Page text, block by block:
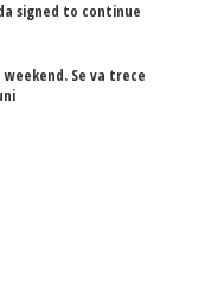
signed to continue
Se va trece